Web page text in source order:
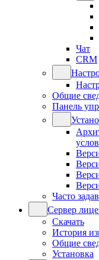
Чат
CRM
Общие
Панель
Часто
Сервер
Скачать
История
Общие
Установка